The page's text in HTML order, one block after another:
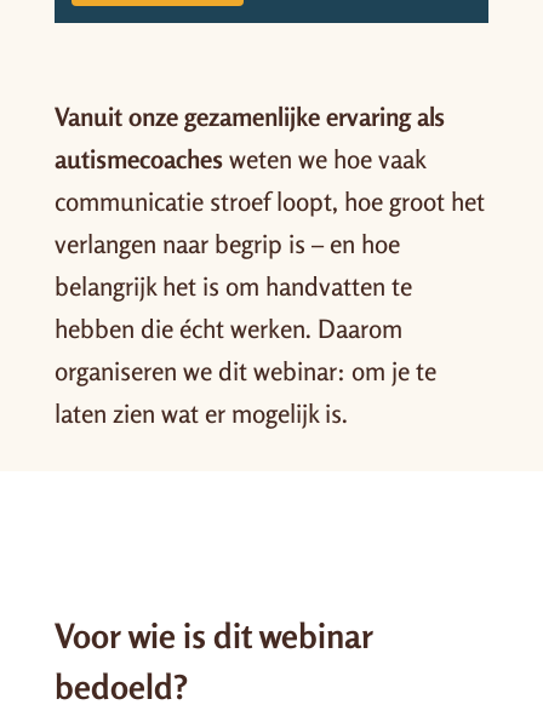
Vanuit onze gezamenlijke ervaring als
autismecoachesweten we hoe vaak
communicatie stroef loopt, hoe groot het
verlangen naar begrip is – en hoe
belangrijk het is om handvatten te
hebben die écht werken. Daarom
organiseren we dit webinar: om je te
laten zien wat er mogelijk is.
Voor wie is dit webinar
bedoeld?